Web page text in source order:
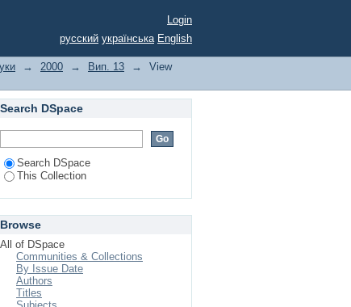
свиней та
Login
русский українська English
→ 2000 → Вип. 13 →
View
Search DSpace
Search DSpace
This Collection
Browse
All of DSpace
Communities & Collections
By Issue Date
Authors
Titles